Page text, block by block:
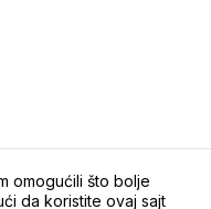
omogućili što bolje
da koristite ovaj sajt